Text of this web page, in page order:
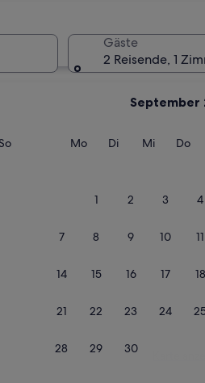
Sonntag
September
MoMontag
DiDienstag
MiMittwoch
Do
1 2 3 4
7 8 9 10 11
14 15 16 17 18
21 22 23 24
28 29 30
Gäste
2 Reisende, 1
Paradise Island
Paradise Island